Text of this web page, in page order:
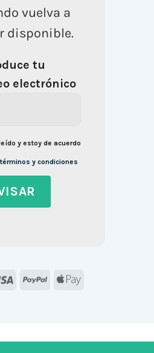
vuelva a
disponible.
tu
electrónico
y estoy de acuerdo
términos y condiciones
Visa PayPal Apple